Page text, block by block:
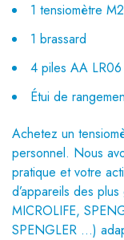
1 tensiomètre M2
1 brassard
4 piles AA LR06
Étui de
Achetez un
personnel. Nous
pratique et votre
d’appareils des
MICROLIFE,
SPENGLER …)